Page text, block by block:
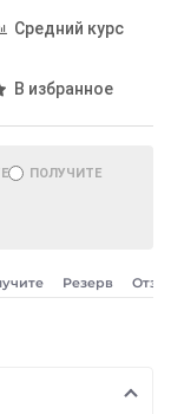
Средний курс
В избранное
ПОЛУЧИТЕ
Резерв